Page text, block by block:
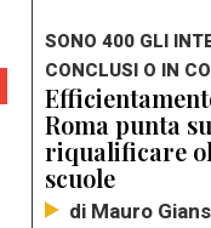
SONO 400 GLI
CONCLUSI O IN
Roma punta
riqualificare
scuole
di Mauro